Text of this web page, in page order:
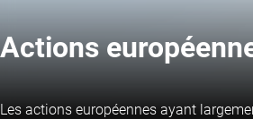
Actions
Les actions européennes ayant